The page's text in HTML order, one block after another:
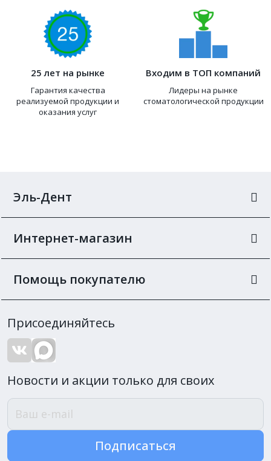
25 лет на рынке
Гарантия качества
реализуемой продукции и
оказания услуг
Входим в ТОП компаний
Лидеры на рынке
стоматологической продукции
Эль-Дент
Интернет-магазин
Помощь покупателю
Присоединяйтесь
Новости и акции только для своих
Подписаться